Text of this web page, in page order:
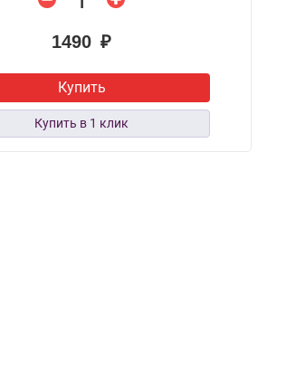
1490 ₽
Купить